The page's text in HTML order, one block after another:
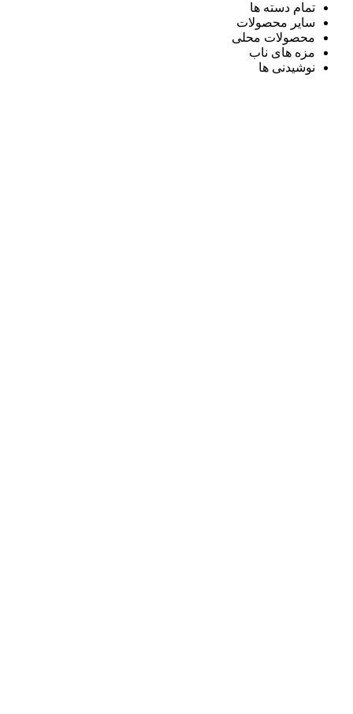
تمام دسته ها
سایر محصولات
محصولات محلی
مزه های ناب
نوشیدنی ها